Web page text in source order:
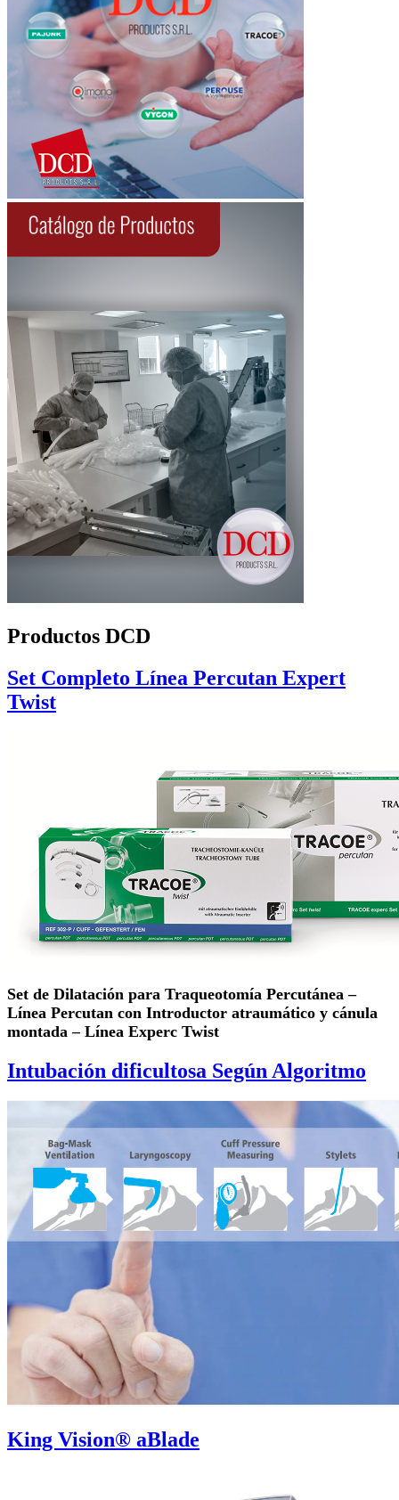
Productos DCD
Set Completo Línea Percutan Expert
Twist
Set de Dilatación para Traqueotomía Percutánea –
Línea Percutan con Introductor atraumático y cánula
montada – Línea Experc Twist
Intubación dificultosa Según Algoritmo
King Vision® aBlade